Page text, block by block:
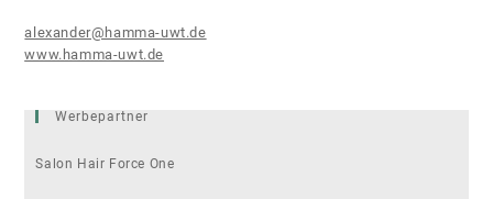
alexander@hamma-uwt.de
www.hamma-uwt.de
Werbepartner
Salon Hair Force One